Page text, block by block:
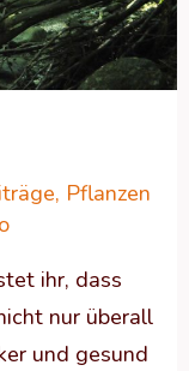
, Pflanzen
ihr, dass
nur überall
und gesund